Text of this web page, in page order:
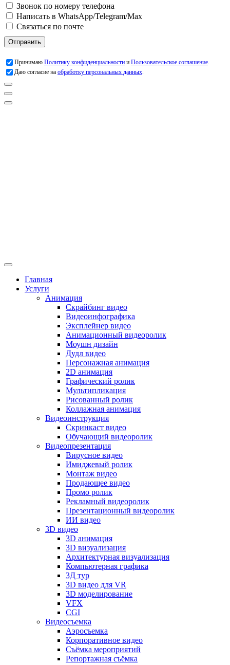
Звонок по номеру телефона
Написать в WhatsApp/Telegram/Max
Связаться по почте
Отправить
Принимаю Политику конфиденциальности и Пользовательское соглашение.
Даю согласие на обработку персональных данных.
Главная
Услуги
Анимация
Скрайбинг видео
Видеоинфографика
Эксплейнер видео
Анимационный видеоролик
Моушн дизайн
Дудл видео
Персонажная анимация
2D анимация
Графический ролик
Мультипликация
Рисованный ролик
Коллажная анимация
Видеоинструкция
Скринкаст видео
Обучающий видеоролик
Видеопрезентация
Вирусное видео
Имиджевый ролик
Монтаж видео
Продающее видео
Промо ролик
Рекламный видеоролик
Презентационный видеоролик
ИИ видео
3D видео
3D анимация
3D визуализация
Архитектурная визуализация
Компьютерная графика
3Д тур
3D видео для VR
3D моделирование
VFX
CGI
Видеосъемка
Аэросъемка
Корпоративное видео
Съёмка мероприятий
Репортажная съёмка